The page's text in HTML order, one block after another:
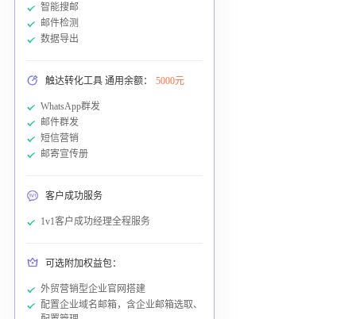
智能搜邮
邮件检测
数据导出
触达转化工具 通用余额： 5000元
WhatsApp群发
邮件群发
短信营销
邮寄宣传册
客户成功服务
1v1客户成功经理全程服务
可选附加权益包：
外贸营销型企业官网搭建
配置企业域名邮箱，含企业邮箱选取、